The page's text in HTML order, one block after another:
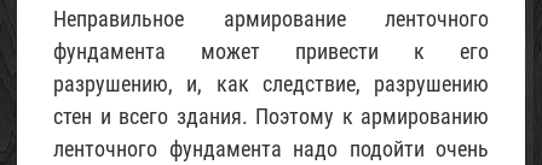
Неправильное армирование ленточного
фундамента может привести к его
разрушению, и, как следствие, разрушению
стен и всего здания. Поэтому к армированию
ленточного фундамента надо подойти очень
Песок
строительный
Май